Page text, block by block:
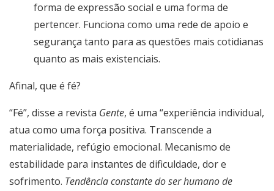
forma de expressão social e uma forma de
pertencer. Funciona como uma rede de apoio e
segurança tanto para as questões mais cotidianas
quanto as mais existenciais.
Afinal, que é fé?
“Fé”, disse a revista Gente, é uma “experiência individual,
atua como uma força positiva. Transcende a
materialidade, refúgio emocional. Mecanismo de
estabilidade para instantes de dificuldade, dor e
sofrimento. Tendência constante do ser humano de